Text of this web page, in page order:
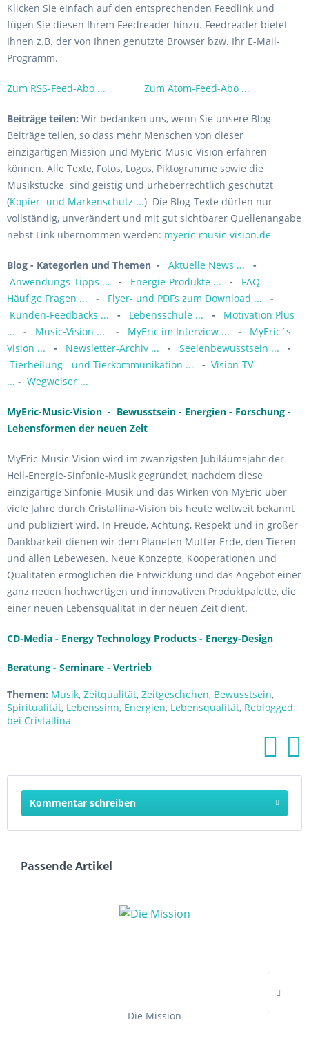
Klicken Sie einfach auf den entsprechenden Feedlink und
fügen Sie diesen Ihrem Feedreader hinzu. Feedreader bietet
Ihnen z.B. der von Ihnen genutzte Browser bzw. Ihr E-Mail-
Programm.
Zum RSS-Feed-Abo ... Zum Atom-Feed-Abo ...
Beiträge teilen: Wir bedanken uns, wenn Sie unsere Blog-
Beiträge teilen, so dass mehr Menschen von dieser
einzigartigen Mission und MyEric-Music-Vision erfahren
können. Alle Texte, Fotos, Logos, Piktogramme sowie die
Musikstücke sind geistig und urheberrechtlich geschützt
(Kopier- und Markenschutz ...) Die Blog-Texte dürfen nur
vollständig, unverändert und mit gut sichtbarer Quellenangabe
nebst Link übernommen werden: myeric-music-vision.de
Blog - Kategorien und Themen - Aktuelle News ...
-
Anwendungs-Tipps ... - Energie-Produkte ... -
FAQ -
Häufige Fragen ... - Flyer- und PDFs zum Download ...
-
Kunden-Feedbacks ...
- Lebensschule ... -
Motivation Plus
...
- Music-Vision ... - MyEric im Interview ... - MyEric´s
Vision ...
- Newsletter-Archiv ... - Seelenbewusstsein ...
-
Tierheilung - und Tierkommunikation ...
- Vision-TV
... - Wegweiser ...
MyEric-Music-Vision - Bewusstsein - Energien - Forschung -
Lebensformen der neuen Zeit
MyEric-Music-Vision wird im zwanzigsten Jubiläumsjahr der
Heil-Energie-Sinfonie-Musik gegründet, nachdem diese
einzigartige Sinfonie-Musik und das Wirken von MyEric über
viele Jahre durch Cristallina-Vision bis heute weltweit bekannt
und publiziert wird. In Freude, Achtung, Respekt und in großer
Dankbarkeit dienen wir dem Planeten Mutter Erde, den Tieren
und allen Lebewesen. Neue Konzepte, Kooperationen und
Qualitäten ermöglichen die Entwicklung und das Angebot einer
ganz neuen hochwertigen und innovativen Produktpalette, die
einer neuen Lebensqualität in der neuen Zeit dient.
CD-Media - Energy Technology Products - Energy-Design
Beratung - Seminare - Vertrieb
Themen: Musik, Zeitqualität, Zeitgeschehen, Bewusstsein,
Spiritualität, Lebenssinn, Energien, Lebensqualität, Reblogged
bei Cristallina
Kommentar schreiben
Passende Artikel
Die Mission